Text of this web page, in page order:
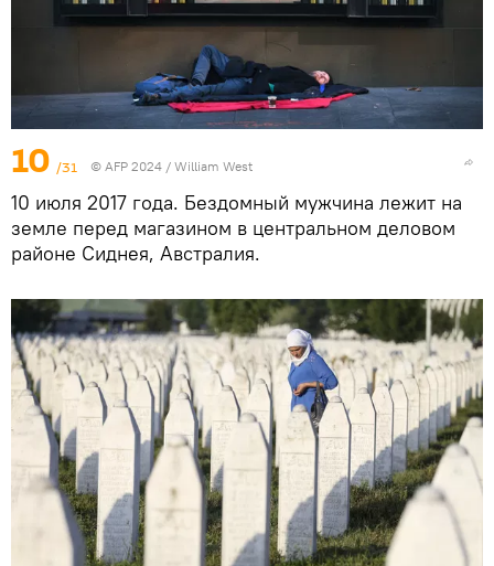
10 /31 © AFP 2024 / William West
10 июля 2017 года. Бездомный мужчина лежит на
земле перед магазином в центральном деловом
районе Сиднея, Австралия.